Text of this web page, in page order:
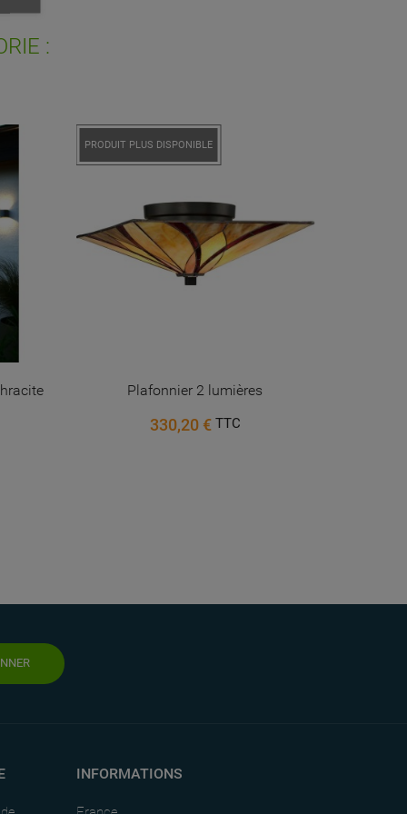
:
PROMO !
PRODUIT PLUS DISPONIBLE
Plafonnier 2 lumières
330,20 € TTC
INFORMATIONS